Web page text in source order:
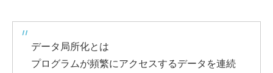
データ局所化とは
プログラムが頻繁にアクセスするデータを連続